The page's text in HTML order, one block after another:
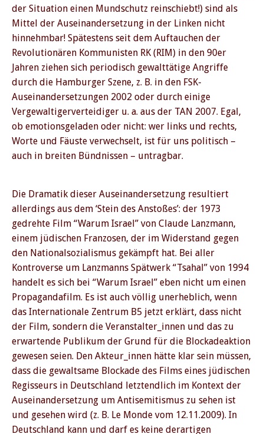
der Situation einen Mundschutz reinschiebt!) sind als
Mittel der Auseinandersetzung in der Linken nicht
hinnehmbar! Spätestens seit dem Auftauchen der
Revolutionären Kommunisten RK (RIM) in den 90er
Jahren ziehen sich periodisch gewalttätige Angriffe
durch die Hamburger Szene, z. B. in den FSK-
Auseinandersetzungen 2002 oder durch einige
Vergewaltigerverteidiger u. a. aus der TAN 2007. Egal,
ob emotionsgeladen oder nicht: wer links und rechts,
Worte und Fäuste verwechselt, ist für uns politisch –
auch in breiten Bündnissen – untragbar.
Die Dramatik dieser Auseinandersetzung resultiert
allerdings aus dem ‘Stein des Anstoßes’: der 1973
gedrehte Film “Warum Israel” von Claude Lanzmann,
einem jüdischen Franzosen, der im Widerstand gegen
den Nationalsozialismus gekämpft hat. Bei aller
Kontroverse um Lanzmanns Spätwerk “Tsahal” von 1994
handelt es sich bei “Warum Israel” eben nicht um einen
Propagandafilm. Es ist auch völlig unerheblich, wenn
das Internationale Zentrum B5 jetzt erklärt, dass nicht
der Film, sondern die Veranstalter_innen und das zu
erwartende Publikum der Grund für die Blockadeaktion
gewesen seien. Den Akteur_innen hätte klar sein müssen,
dass die gewaltsame Blockade des Films eines jüdischen
Regisseurs in Deutschland letztendlich im Kontext der
Auseinandersetzung um Antisemitismus zu sehen ist
und gesehen wird (z. B. Le Monde vom 12.11.2009). In
Deutschland kann und darf es keine derartigen